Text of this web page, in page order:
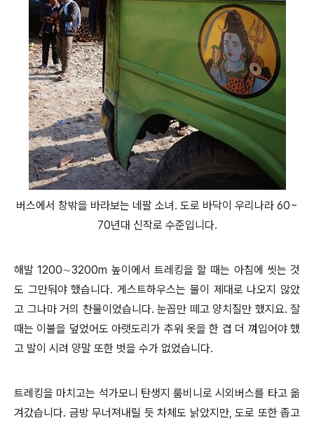
버스에서 창밖을 바라보는 네팔 소녀. 도로 바닥이 우리나라 60~
70년대 신작로 수준입니다.
해발 1200∼3200m 높이에서 트레킹을 할 때는 아침에 씻는 것
도 그만둬야 했습니다. 게스트하우스는 물이 제대로 나오지 않았
고 그나마 거의 찬물이었습니다. 눈꼽만 떼고 양치질만 했지요. 잘
때는 이불을 덮었어도 아랫도리가 추워 옷을 한 겹 더 껴입어야 했
고 발이 시려 양말 또한 벗을 수가 없었습니다.
트레킹을 마치고는 석가모니 탄생지 룸비니로 시외버스를 타고 옮
겨갔습니다. 금방 무너져내릴 듯 차체도 낡았지만, 도로 또한 좁고